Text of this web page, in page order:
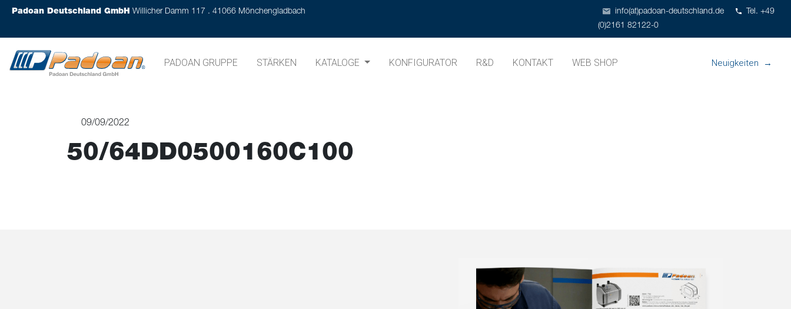
Padoan Deutschland GmbH Willicher Damm 117 . 41066 Mönchengladbach info(at)padoan-deutschland.de
Tel. +49
(0)2161 82122-0
PADOAN GRUPPE STÄRKEN KATALOGE KONFIGURATOR R&D KONTAKT WEB SHOP Neuigkeiten
09/09/2022
50/64DD0500160C100